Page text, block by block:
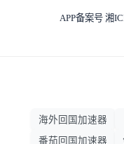
APP备案号 湘
海外回国加速器
番茄回国加速器